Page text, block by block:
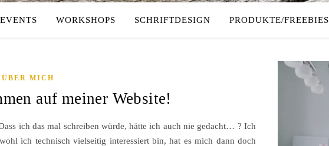
EVENTS WORKSHOPS SCHRIFTDESIGN PRODUKTE/FREEBIES
ÜBER MICH
auf meiner Website!
ich das mal schreiben würde, hätte ich auch nie gedacht… ? Ich
ich technisch vielseitig interessiert bin, hat es mich dann doch